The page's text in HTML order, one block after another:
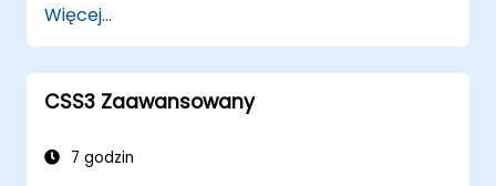
prekompilowane pliki, kompilację kodu
źródłowego za pomocą Grunt, responsywne
systemy siatki, niestandardowe komponenty,
paski nawigacyjne oraz najlepsze praktyki w
paski postępu, obiekty multimedialne, grupy
Więcej...
CSS3 Zaawansowany
7 godzin